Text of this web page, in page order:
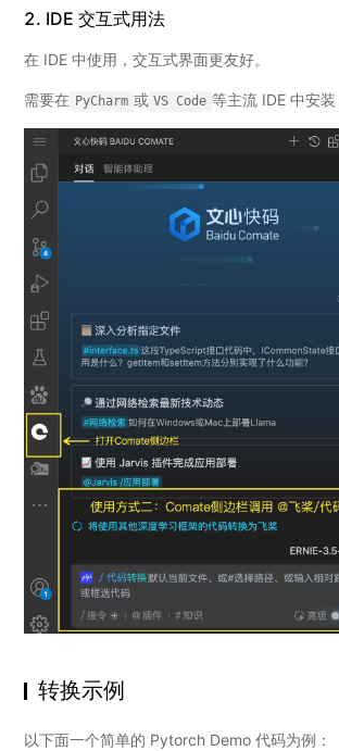
2. IDE 交互式用法
在 IDE 中使用，交互式界面更友好。
需要在 PyCharm 或 VS Code 等主流 IDE 中安装
转换示例
以下面一个简单的 Pytorch Demo 代码为例：